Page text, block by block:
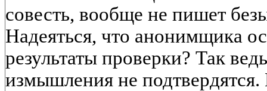
совесть, вообще не пишет
Надеяться, что анонимщика
результаты проверки? Так
измышления не подтвердятся.